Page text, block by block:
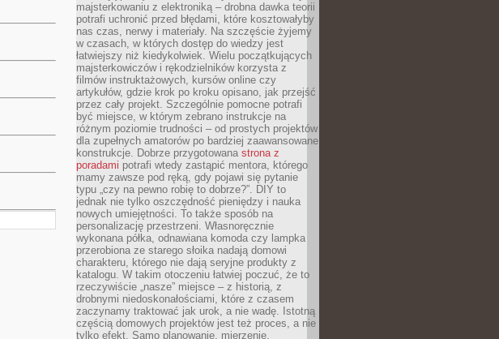
majsterkowaniu z elektroniką – drobna dawka teorii
potrafi uchronić przed błędami, które kosztowałyby
nas czas, nerwy i materiały. Na szczęście żyjemy
w czasach, w których dostęp do wiedzy jest
łatwiejszy niż kiedykolwiek. Wielu początkujących
majsterkowiczów i rękodzielników korzysta z
filmów instruktażowych, kursów online czy
artykułów, gdzie krok po kroku opisano, jak przejść
przez cały projekt. Szczególnie pomocne potrafi
być miejsce, w którym zebrano instrukcje na
różnym poziomie trudności – od prostych projektów
dla zupełnych amatorów po bardziej zaawansowane
konstrukcje. Dobrze przygotowana strona z
poradami potrafi wtedy zastąpić mentora, którego
mamy zawsze pod ręką, gdy pojawi się pytanie
typu „czy na pewno robię to dobrze?”. DIY to
jednak nie tylko oszczędność pieniędzy i nauka
nowych umiejętności. To także sposób na
personalizację przestrzeni. Własnoręcznie
wykonana półka, odnawiana komoda czy lampka
przerobiona ze starego słoika nadają domowi
charakteru, którego nie dają seryjne produkty z
katalogu. W takim otoczeniu łatwiej poczuć, że to
rzeczywiście „nasze” miejsce – z historią, z
drobnymi niedoskonałościami, które z czasem
zaczynamy traktować jak urok, a nie wadę. Istotną
częścią domowych projektów jest też proces, a nie
tylko efekt. Samo planowanie, mierzenie,